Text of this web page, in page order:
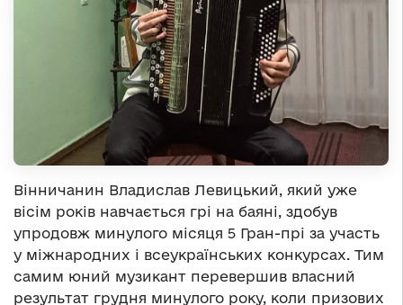
Вінничанин Владислав Левицький, який уже
вісім років навчається грі на баяні, здобув
упродовж минулого місяця 5 Гран-прі за участь
у міжнародних і всеукраїнських конкурсах. Тим
самим юний музикант перевершив власний
результат грудня минулого року, коли призових